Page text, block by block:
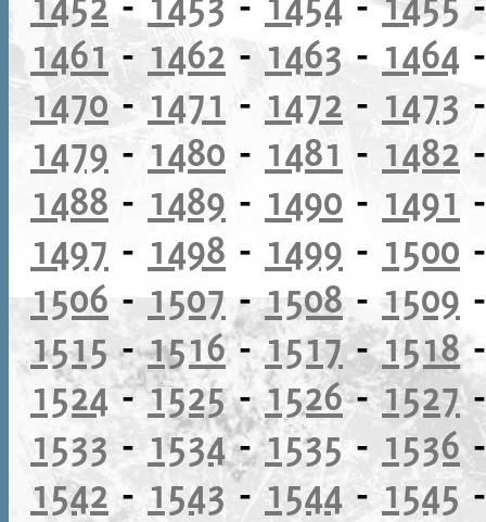
1461 - 1462 - 1463 - 1464
1470-1471 - 1472 - 1473
1479 - 1480 - 1481 - 1482
1488 - 1489 - 1490 - 1491
1497 - 1498 - 1499 - 1500
1506 - 1507 -1508- 1509
1515-1516-1517-1518
1524-1525-1526-1527
1533 - 1534-1535 - 1536
1542 - 1543- 1544-1545